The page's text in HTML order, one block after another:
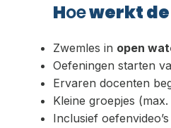
Hoewerkt
Zwemles in open
Oefeningen starten
Ervaren docenten
Kleine groepjes
Inclusief